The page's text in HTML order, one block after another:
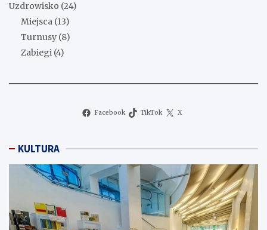
Uzdrowisko (24)
Miejsca (13)
Turnusy (8)
Zabiegi (4)
Facebook TikTok X
KULTURA